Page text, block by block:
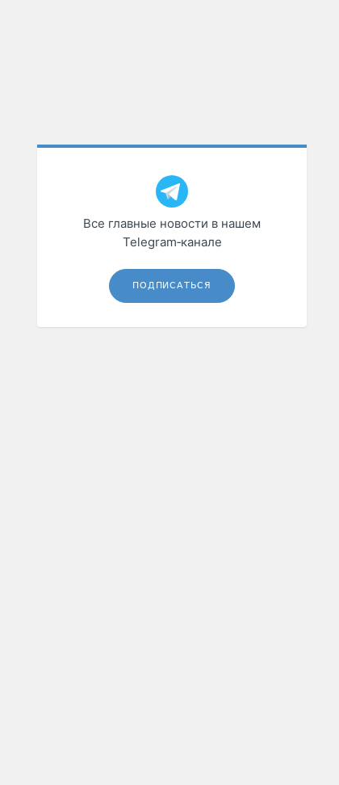
Все главные новости в нашем
Telegram‑канале
ПОДПИСАТЬСЯ